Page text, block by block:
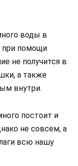
воды в
при помощи
не получится в
а также
внутри.
постоит и
не совсем, а
всю нашу